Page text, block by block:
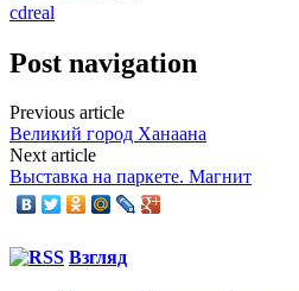
cdreal
Post navigation
Previous article
Великий город Ханаана
Next article
Выставка на паркете. Магнит
Взгляд